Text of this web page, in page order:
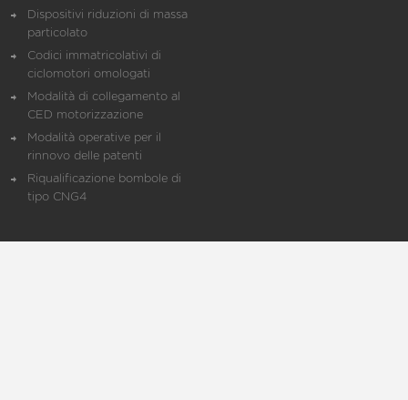
Dispositivi riduzioni di massa
particolato
Codici immatricolativi di
ciclomotori omologati
Modalità di collegamento al
CED motorizzazione
Modalità operative per il
rinnovo delle patenti
Riqualificazione bombole di
tipo CNG4